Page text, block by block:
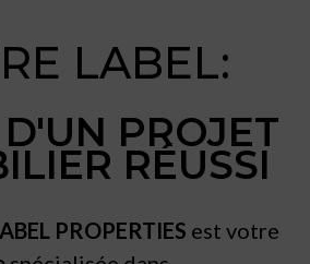
LABEL:
PROJET
RÉUSSI
PROPERTIES est votre